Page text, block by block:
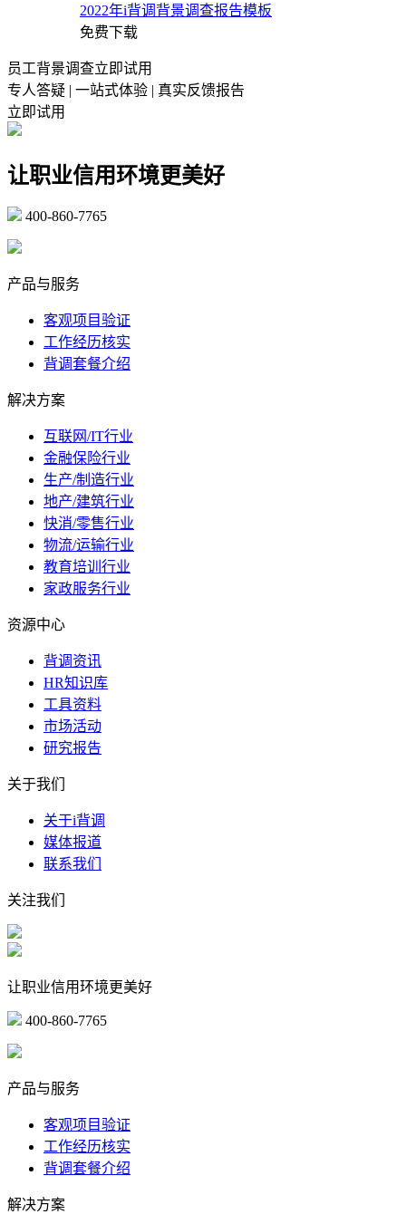
2022年i背调背景调查报告模板
免费下载
员工背景调查立即试用
专人答疑 | 一站式体验 | 真实反馈报告
立即试用
让职业信用环境更美好
400-860-7765
产品与服务
客观项目验证
工作经历核实
背调套餐介绍
解决方案
互联网/IT行业
金融保险行业
生产/制造行业
地产/建筑行业
快消/零售行业
物流/运输行业
教育培训行业
家政服务行业
资源中心
背调资讯
HR知识库
工具资料
市场活动
研究报告
关于我们
关于i背调
媒体报道
联系我们
关注我们
让职业信用环境更美好
400-860-7765
产品与服务
客观项目验证
工作经历核实
背调套餐介绍
解决方案